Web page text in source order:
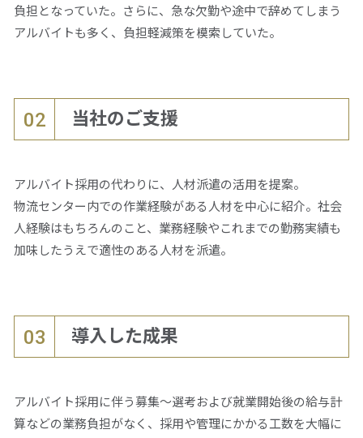
閉じる
負担となっていた。さらに、急な欠勤や途中で辞めてしまう
アルバイトも多く、負担軽減策を模索していた。
02 当社のご支援
アルバイト採用の代わりに、人材派遣の活用を提案。
物流センター内での作業経験がある人材を中心に紹介。社会
人経験はもちろんのこと、業務経験やこれまでの勤務実績も
加味したうえで適性のある人材を派遣。
03 導入した成果
アルバイト採用に伴う募集～選考および就業開始後の給与計
算などの業務負担がなく、採用や管理にかかる工数を大幅に